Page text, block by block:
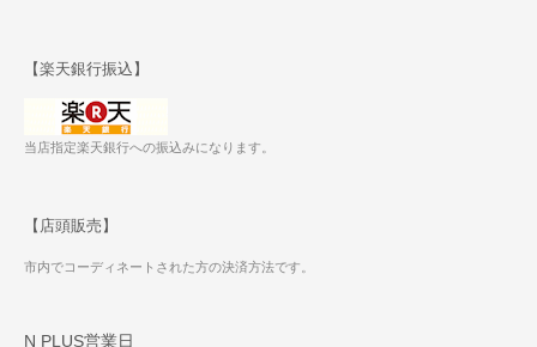
【楽天銀行振込】
当店指定楽天銀行への振込みになります。
【店頭販売】
市内でコーディネートされた方の決済方法です。
N PLUS営業日